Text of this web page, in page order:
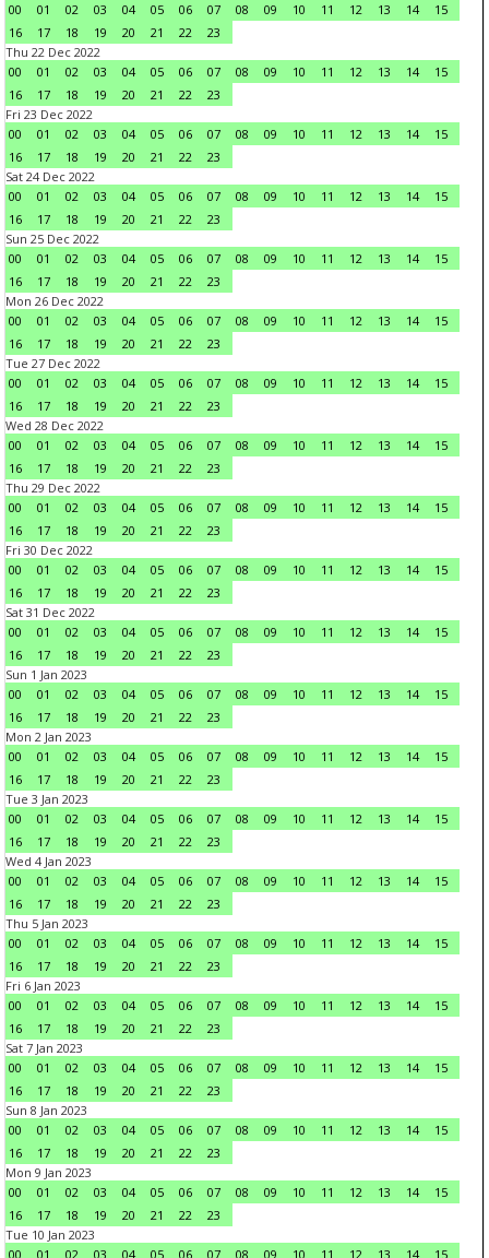
00
01 02 03 04 05 06 07 08 09 10 11 12 13 14
15
16
17 18 19 20 21 22
23
Thu 22 Dec 2022
00
01 02 03 04 05 06 07 08 09 10 11 12 13 14
15
16
17 18 19 20 21 22
23
Fri 23 Dec 2022
00
01 02 03 04 05 06 07 08 09 10 11 12 13 14
15
16
17 18 19 20 21 22
23
Sat 24 Dec 2022
00
01 02 03 04 05 06 07 08 09 10 11 12 13 14
15
16
17 18 19 20 21 22
23
Sun 25 Dec 2022
00
01 02 03 04 05 06 07 08 09 10 11 12 13 14
15
16
17 18 19 20 21 22
23
Mon 26 Dec 2022
00
01 02 03 04 05 06 07 08 09 10 11 12 13 14
15
16
17 18 19 20 21 22
23
Tue 27 Dec 2022
00
01 02 03 04 05 06 07 08 09 10 11 12 13 14
15
16
17 18 19 20 21 22
23
Wed 28 Dec 2022
00
01 02 03 04 05 06 07 08 09 10 11 12 13 14
15
16
17 18 19 20 21 22
23
Thu 29 Dec 2022
00
01 02 03 04 05 06 07 08 09 10 11 12 13 14
15
16
17 18 19 20 21 22
23
Fri 30 Dec 2022
00
01 02 03 04 05 06 07 08 09 10 11 12 13 14
15
16
17 18 19 20 21 22
23
Sat 31 Dec 2022
00
01 02 03 04 05 06 07 08 09 10 11 12 13 14
15
16
17 18 19 20 21 22
23
Sun 1 Jan 2023
00
01 02 03 04 05 06 07 08 09 10 11 12 13 14
15
16
17 18 19 20 21 22
23
Mon 2 Jan 2023
00
01 02 03 04 05 06 07 08 09 10 11 12 13 14
15
16
17 18 19 20 21 22
23
Tue 3 Jan 2023
00
01 02 03 04 05 06 07 08 09 10 11 12 13 14
15
16
17 18 19 20 21 22
23
Wed 4 Jan 2023
00
01 02 03 04 05 06 07 08 09 10 11 12 13 14
15
16
17 18 19 20 21 22
23
Thu 5 Jan 2023
00
01 02 03 04 05 06 07 08 09 10 11 12 13 14
15
16
17 18 19 20 21 22
23
Fri 6 Jan 2023
00
01 02 03 04 05 06 07 08 09 10 11 12 13 14
15
16
17 18 19 20 21 22
23
Sat 7 Jan 2023
00
01 02 03 04 05 06 07 08 09 10 11 12 13 14
15
16
17 18 19 20 21 22
23
Sun 8 Jan 2023
00
01 02 03 04 05 06 07 08 09 10 11 12 13 14
15
16
17 18 19 20 21 22
23
Mon 9 Jan 2023
00
01 02 03 04 05 06 07 08 09 10 11 12 13 14
15
16
17 18 19 20 21 22
23
Tue 10 Jan 2023
00
01 02 03 04 05 06 07 08 09 10 11 12 13 14 15